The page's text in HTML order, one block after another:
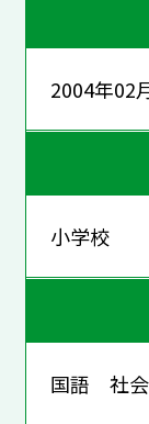
2004年02
小学校
国語 社